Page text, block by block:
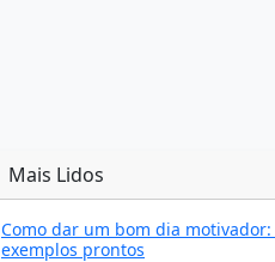
Mais Lidos
Como dar um bom dia
exemplos prontos